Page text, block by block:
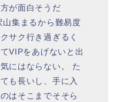
が面白そうだ
集まるから難易度
サク行き過ぎるく
VIPをあげないと出
にはならない。 た
も長いし、手に入
はそこまでそそら